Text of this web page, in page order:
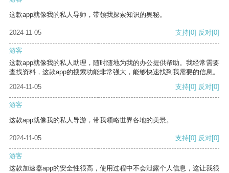
这款app就像我的私人导师，带领我探索知识的奥秘。
2024-11-05 支持[0] 反对[0]
游客
这款app就像我的私人助理，随时随地为我的办公提供帮助。我经常需要
查找资料，这款app的搜索功能非常强大，能够快速找到我需要的信息。
2024-11-05
支持[0] 反对[0]
游客
这款app就像我的私人导游，带我领略世界各地的美景。
2024-11-05 支持[0] 反对[0]
游客
这款加速器app的安全性很高，使用过程中不会泄露个人信息，这让我很